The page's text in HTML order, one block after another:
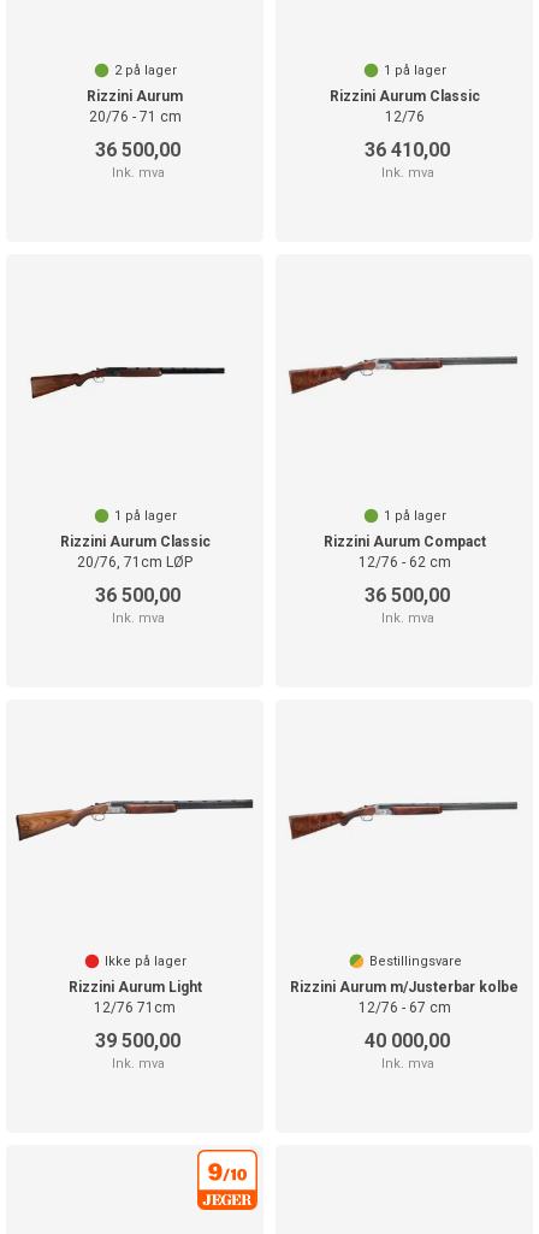
2på lager
Rizzini Aurum
20/76 - 71 cm
36 500,00
Ink. mva
1 på lager
Rizzini Aurum Classic
12/76
36 410,00
Ink. mva
1 på lager
Rizzini Aurum Classic
20/76, 71cm LØP
36 500,00
Ink. mva
1 på lager
Rizzini Aurum Compact
12/76 - 62 cm
36 500,00
Ink. mva
Ikke på lager
Rizzini Aurum Light
12/76 71cm
39 500,00
Ink. mva
Bestillingsvare
Rizzini Aurum m/Justerbar kolbe
12/76 - 67 cm
40 000,00
Ink. mva